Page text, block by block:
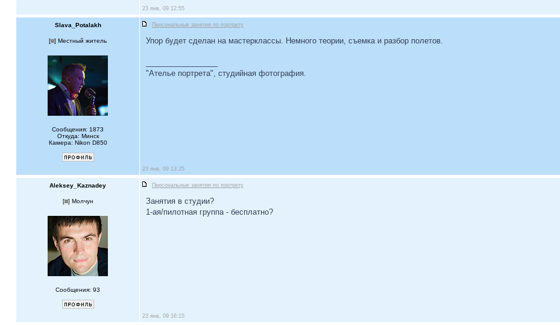
23 янв, 09 12:55
Slava_Potalakh Персональные занятия по портрету
[ ] Местный житель
Сообщения: 1873
Откуда: Минск
Камера: Nikon D850
Упор будет сделан на мастерклассы. Немного теории, съемка и разбор полетов.
"Ателье портрета", студийная фотография.
23 янв, 09 13:25
Aleksey_Kaznadey Персональные занятия по портрету
[ ] Молчун
Сообщения: 93
Занятия в студии?
1-ая/пилотная группа - бесплатно?
23 янв, 09 16:15